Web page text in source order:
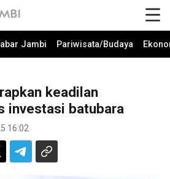
Jambi Pariwisata/Budaya
keadilan
investasi batubara
16:02